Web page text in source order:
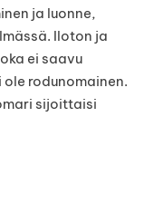
ja luonne,
Iloton ja
ei saavu
rodunomainen.
sijoittaisi